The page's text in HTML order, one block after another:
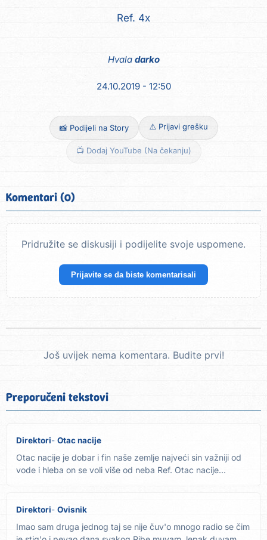
Ref. 4x
Hvala darko
24.10.2019 - 12:50
📸 Podijeli na Story ⚠️ Prijavi grešku
📺 Dodaj YouTube (Na čekanju)
Komentari (0)
Pridružite se diskusiji i podijelite svoje uspomene.
Prijavite se da biste komentarisali
Još uvijek nema komentara. Budite prvi!
Preporučeni tekstovi
Direktori Otac nacije
Otac nacije je dobar i fin naše zemlje najveći sin važniji od
vode i hleba on se voli više od neba Ref. Otac nacije...
Direktori Ovisnik
Imao sam druga jednog taj se nije čuv'o mnogo radio se čim